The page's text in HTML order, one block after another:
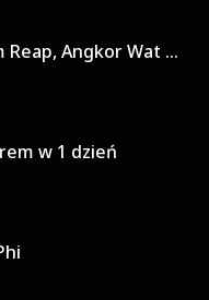
Kambodża, Siem Reap, Angkor Wat w 3 dni
w 1 dzień